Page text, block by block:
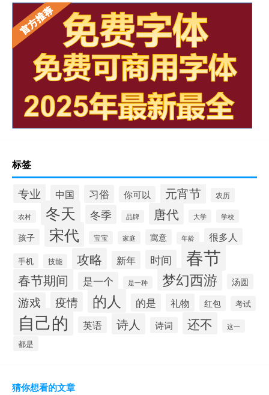
标签
专业 中国 习俗 你可以 元宵节 农历
农村 冬天 冬季 品牌 唐代 大学 学校
孩子 宋代 宝宝 家庭 寓意 年龄 很多人
手机 技能 攻略 新年 时间 春节
春节期间 是一个 是一种 梦幻西游 汤圆
游戏 疫情 的人 的是 礼物 红包 考试
自己的 英语 诗人 诗词 还不 这一
都是
猜你想看的文章